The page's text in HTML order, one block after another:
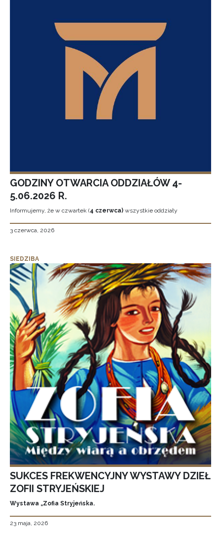
GODZINY OTWARCIA ODDZIAŁÓW 4-
5.06.2026 R.
Informujemy, że w czwartek (4 czerwca) wszystkie oddziały
3 czerwca, 2026
SIEDZIBA
SUKCES FREKWENCYJNY WYSTAWY DZIEŁ
ZOFII STRYJEŃSKIEJ
Wystawa „Zofia Stryjeńska.
23 maja, 2026